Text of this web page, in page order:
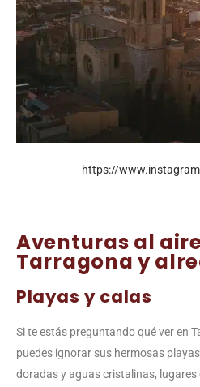
https://
Aventuras al
Tarragona y
Playas y calas
Si te estás preguntando qué ver en
puedes ignorar sus hermosas
doradas y aguas cristalinas, lugares